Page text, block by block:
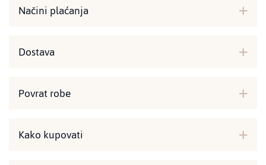
Načini plaćanja
Dostava
Povrat robe
Kako kupovati